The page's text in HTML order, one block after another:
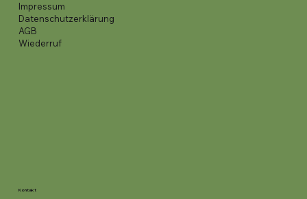
Impressum
Datenschutzerklärung
AGB
Wiederruf
Kontakt